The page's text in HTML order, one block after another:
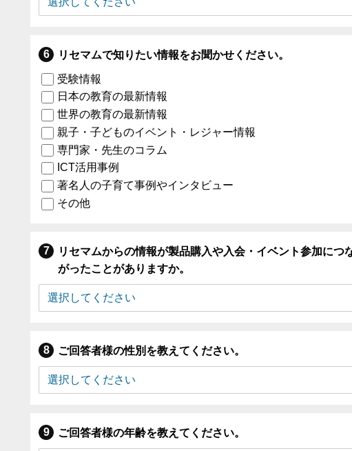
リセマムで知りたい情報をお聞かせください。
受験情報
日本の教育の最新情報
世界の教育の最新情報
親子・子どものイベント・レジャー情報
専門家・先生のコラム
ICT活用事例
著名人の子育て事例やインタビュー
その他
リセマムからの情報が製品購入や入会・イベント参加につ
がったことがありますか。
ご回答者様の性別を教えてください。
ご回答者様の年齢を教えてください。